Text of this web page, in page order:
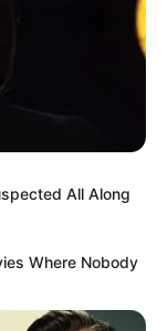
Επιστολή-
επέτειο των
All Along
Where Nobody